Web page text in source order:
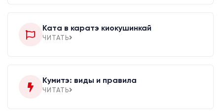
Ката в каратэ киокушинкай
ЧИТАТЬ
Кумитэ: виды и правила
ЧИТАТЬ